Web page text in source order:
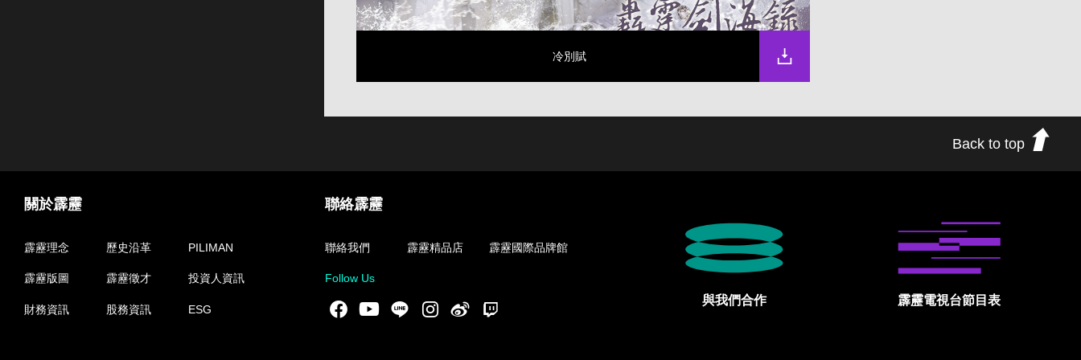
冷別賦
Back to top
關於霹靂
霹靂理念 歷史沿革 PILIMAN
霹靂版圖 霹靂徵才 投資人資訊
財務資訊 股務資訊 ESG
聯絡霹靂
聯絡我們 霹靂精品店 霹靂國際品牌館
Follow Us
Facebook
YoutubeLINE Instgram新浪微博 與我們合作 霹靂電視台節目表